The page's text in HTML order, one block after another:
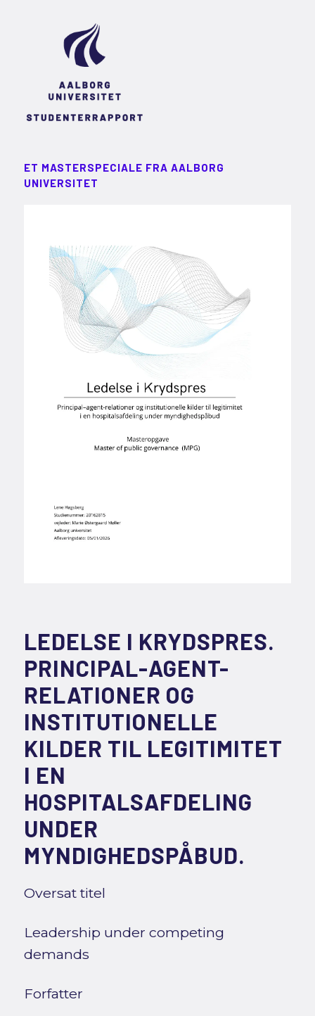
ET MASTERSPECIALE FRA AALBORG
UNIVERSITET
LEDELSE I KRYDSPRES.
PRINCIPAL-AGENT-
RELATIONER OG
INSTITUTIONELLE
KILDER TIL LEGITIMITET
I EN
HOSPITALSAFDELING
UNDER
MYNDIGHEDSPÅBUD.
Oversat titel
Leadership under competing
demands
Forfatter